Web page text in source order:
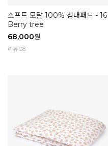
소프트 모달 100% 침대패드 - 16
Berry tree
68,000원
리뷰 28